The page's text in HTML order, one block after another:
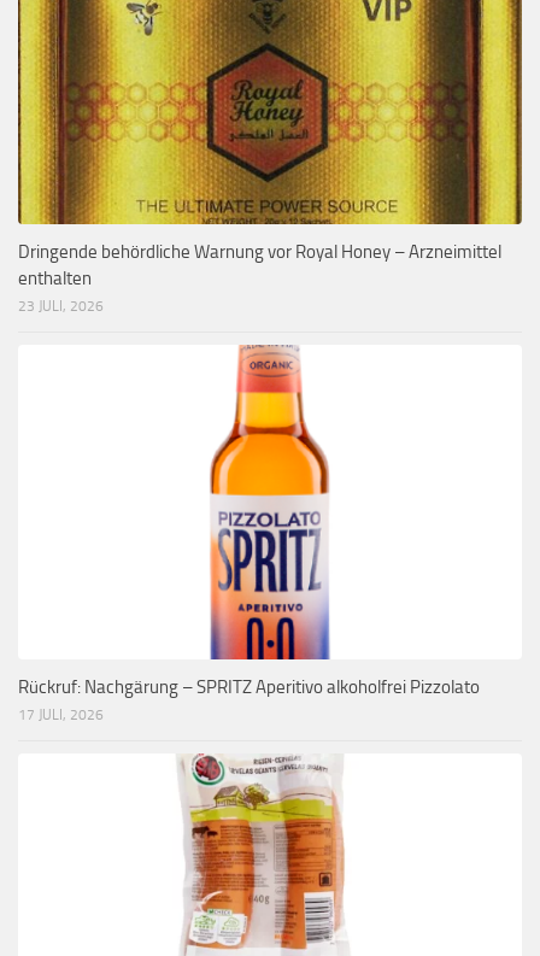
Dringende behördliche Warnung vor Royal Honey – Arzneimittel
enthalten
23 JULI, 2026
Rückruf: Nachgärung – SPRITZ Aperitivo alkoholfrei Pizzolato
17 JULI, 2026